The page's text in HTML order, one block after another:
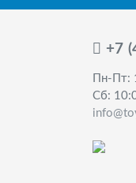
+7
Пн-Пт:
Сб: